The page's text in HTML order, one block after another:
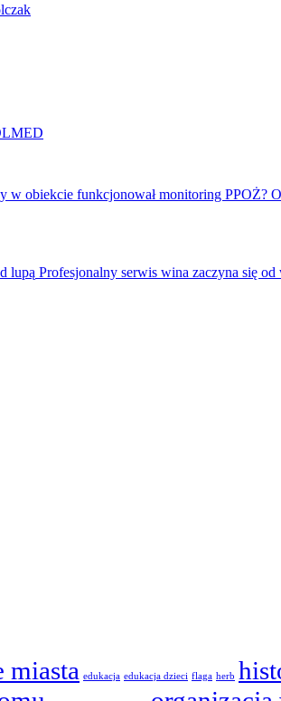
Profesjonalny serwis wina zaczyna się
miasta edukacja edukacja dzieci flaga herb